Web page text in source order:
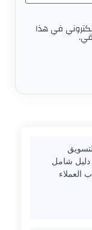
في هذا
دليل شامل
العملاء